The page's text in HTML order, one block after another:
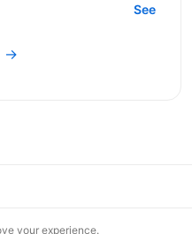
to clients in the...
See
→
your experience.